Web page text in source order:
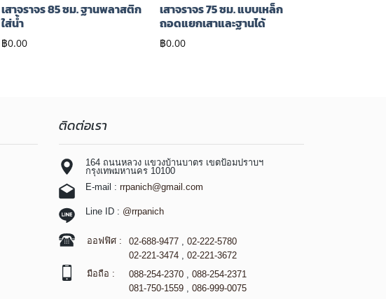
เสาจราจร 85 ซม. ฐานพลาสติก
ใส่น้ำ
฿0.00
เสาจราจร 75 ซม. แบบเหล็ก
ถอดแยกเสาและฐานได้
฿0.00
ติดต่อเรา
164 ถนนหลวง แขวงบ้านบาตร เขตป้อมปราบฯ
กรุงเทพมหานคร 10100
E-mail : rrpanich@gmail.com
Line ID : @rrpanich
ออฟฟิศ : 02-688-9477 , 02-222-5780
02-221-3474 , 02-221-3672
มือถือ :
088-254-2370 , 088-254-2371
081-750-1559 , 086-999-0075